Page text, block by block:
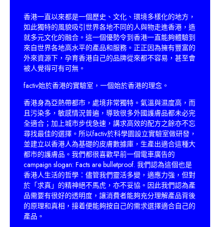
香港一直以來都是一個歷史、文化、環境多樣化的地方，
如此獨特的風貌吸引世界各地不同的人與物走進香港，造
就多元文化的融合。這一個優勢令到香港一直能夠體驗到
來自世界各地高水平的產品和服務。正正因為擁有豐富的
外來資源下，孕育香港自己的品牌從來都不容易，甚至會
被人覺得可有可無。
factiv始於香港的實驗室，一個始於香港的理念。
香港身為亞熱帶都市，處境非常獨特。氣溫與濕度高，而
且污染多，敏感情況普遍，導致很多外國護膚品都未必完
全適合；加上城市步伐急速，講求高效的配方之餘亦不忘
尋找最佳的選擇。所以factiv於科學園設立實驗室做研發，
並建立以香港人為基礎的皮膚數據庫，生產出適合這種大
都市的護膚品。我們都很喜歡早前一個電車廣告的
campaign slogan: Facts are bulletproof. 我們認為這個也是
香港人生活的哲學：儘管我們靈活多變，適應力強，但對
於「求真」的精神絕不馬虎，亦不妥協。因此我們認為產
品需要有很好的透明度，讓消費者能夠充分理解產品背後
的原理和真相，接着便能夠按自己的需求選擇適合自己的
產品。